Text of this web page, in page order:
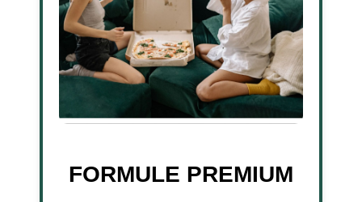
FORMULE PREMIUM